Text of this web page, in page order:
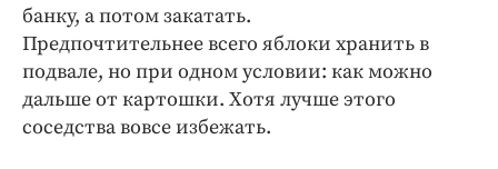
банку, а потом закатать.
Предпочтительнее всего яблоки хранить в
подвале, но при одном условии: как можно
дальше от картошки. Хотя лучше этого
соседства вовсе избежать.